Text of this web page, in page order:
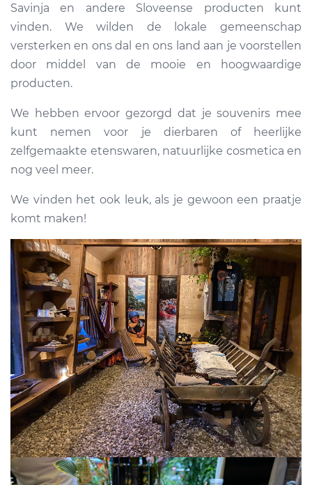
Savinja en andere Sloveense producten kunt
vinden. We wilden de lokale gemeenschap
versterken en ons dal en ons land aan je voorstellen
door middel van de mooie en hoogwaardige
producten.
We hebben ervoor gezorgd dat je souvenirs mee
kunt nemen voor je dierbaren of heerlijke
zelfgemaakte etenswaren, natuurlijke cosmetica en
nog veel meer.
We vinden het ook leuk, als je gewoon een praatje
komt maken!